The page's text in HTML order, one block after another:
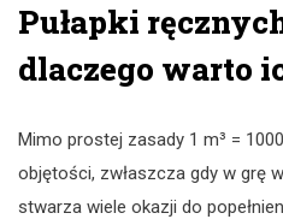
Pułapki
dlaczego warto
Mimo prostej zasady 1 m³ =
objętości, zwłaszcza gdy w grę
stwarza wiele okazji do